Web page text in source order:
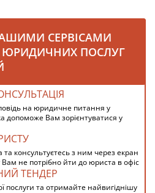
СЕРВІСАМИ
ПОСЛУГ
на юридичне питання у
допоможе Вам зорієнтуватися у
консультуєтесь з ним через екран
не потрібно йти до юриста в офіс
ТЕНДЕР
та отримайте найвигіднішу